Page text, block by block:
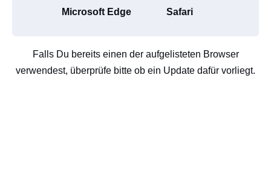
Microsoft Edge Safari
Falls Du bereits einen der aufgelisteten Browser
verwendest, überprüfe bitte ob ein Update dafür vorliegt.